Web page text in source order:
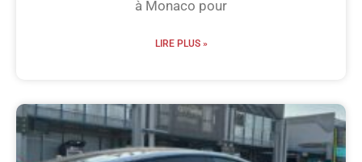
à Monaco pour
LIRE PLUS »